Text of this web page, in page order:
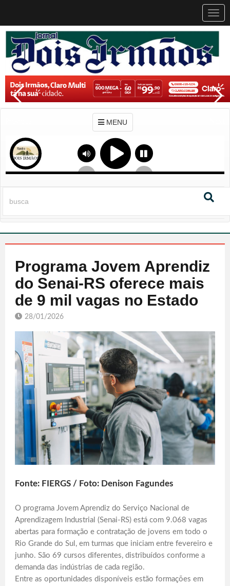
MENU
Programa Jovem Aprendiz
do Senai-RS oferece mais
de 9 mil vagas no Estado
28/01/2026
Fonte: FIERGS / Foto: Denison Fagundes
O programa Jovem Aprendiz do Serviço Nacional de
Aprendizagem Industrial (Senai-RS) está com 9.068 vagas
abertas para formação e contratação de jovens em todo o
Rio Grande do Sul, em turmas que iniciam entre fevereiro e
junho. São 69 cursos diferentes, distribuídos conforme a
demanda das indústrias de cada região.
Entre as oportunidades disponíveis estão formações em